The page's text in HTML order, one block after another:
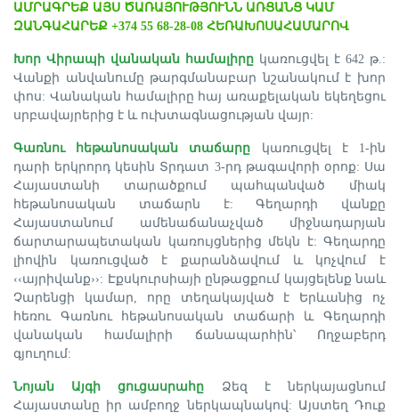
ԱՄՐԱԳՐԵՔ ԱՅՍ ԾԱՌԱՅՈՒԹՅՈՒՆՆ ԱՌՑԱՆՑ ԿԱՄ
ԶԱՆԳԱՀԱՐԵՔ +374 55 68-28-08 ՀԵՌԱԽՈՍԱՀԱՄԱՐՈՎ
Խոր Վիրապի վանական համալիրը կառուցվել է 642 թ.:
Վանքի անվանումը թարգմանաբար նշանակում է խոր
փոս: Վանական համալիրը հայ առաքելական եկեղեցու
սրբավայրերից է և ուխտագնացության վայր:
Գառնու հեթանոսական տաճարը կառուցվել է 1-ին
դարի երկրորդ կեսին Տրդատ 3-րդ թագավորի օրոք: Սա
Հայաստանի տարածքում պահպանված միակ
հեթանոսական տաճարն է: Գեղարդի վանքը
Հայաստանում ամենաճանաչված միջնադարյան
ճարտարապետական կառույցներից մեկն է: Գեղարդը
լիովին կառուցված է քարանձավում և կոչվում է
‹‹այրիվանք››: Էքսկուրսիայի ընթացքում կայցելենք նաև
Չարենցի կամար, որը տեղակայված է Երևանից ոչ
հեռու Գառնու հեթանոսական տաճարի և Գեղարդի
վանական համալիրի ճանապարհին՝ Ողջաբերդ
գյուղում:
Նոյան Այգի ցուցասրահը Ձեզ է ներկայացնում
Հայաստանը իր ամբողջ ներկապնակով: Այստեղ Դուք